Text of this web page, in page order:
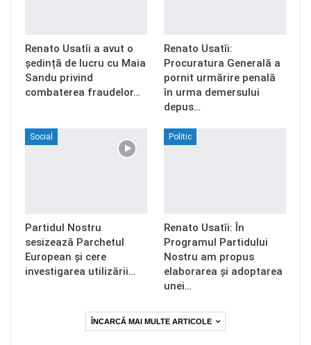
Renato Usatîi a avut o
ședință de lucru cu Maia
Sandu privind
combaterea fraudelor…
Renato Usatîi:
Procuratura Generală a
pornit urmărire penală
în urma demersului
depus…
Social
Partidul Nostru
sesizează Parchetul
European și cere
investigarea utilizării…
Politic
Renato Usatîi: În
Programul Partidului
Nostru am propus
elaborarea și adoptarea
unei…
ÎNCARCĂ MAI MULTE ARTICOLE